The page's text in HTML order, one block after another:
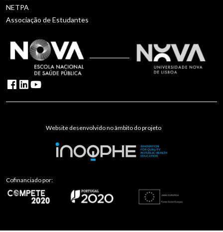
NETPA
Associação de Estudantes
Website desenvolvido no âmbito do projeto
Cofinanciado por: